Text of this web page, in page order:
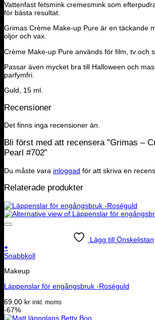
Vattenfast fetsmink cremesmink som
för bästa resultat.
Grimas Crème Make-up Pure är en täckande
oljor och vax.
Crème Make-up Pure används för film, tv och
Passar även mycket bra till Halloween och
parfymfri.
Guld, 15 ml.
Recensioner
Det finns inga recensioner än.
Bli först med att recensera ”Grimas –
Pearl #702”
Du måste vara inloggad för att skriva en
Relaterade produkter
Lägg till Önskelistan
+
Snabbkoll
Makeup
Läppenslar för engångsbruk -Roséguld
69.00 kr inkl. moms
-67%